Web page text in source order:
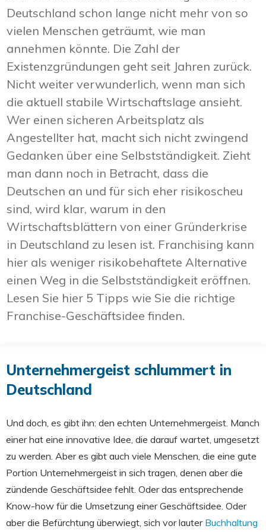
Deutschland schon lange nicht mehr von so
vielen Menschen geträumt, wie man
annehmen könnte. Die Zahl der
Existenzgründungen geht seit Jahren zurück.
Nicht weiter verwunderlich, wenn man sich
die aktuell stabile Wirtschaftslage ansieht.
Wer einen sicheren Arbeitsplatz als
Angestellter hat, macht sich nicht zwingend
Gedanken über eine Selbstständigkeit. Zieht
man dann noch in Betracht, dass die
Deutschen an und für sich eher risikoscheu
sind, wird klar, warum in den
Wirtschaftsblättern von einer Gründerkrise
in Deutschland zu lesen ist. Franchising kann
hier als weniger risikobehaftete Alternative
einen Weg in die Selbstständigkeit eröffnen.
Lesen Sie hier 5 Tipps wie Sie die richtige
Franchise-Geschäftsidee finden.
Unternehmergeist schlummert in
Deutschland
Und doch, es gibt ihn: den echten Unternehmergeist. Manch
einer hat eine innovative Idee, die darauf wartet, umgesetzt
zu werden. Aber es gibt auch viele Menschen, die eine gute
Portion Unternehmergeist in sich tragen, denen aber die
zündende Geschäftsidee fehlt. Oder das entsprechende
Know-how für die Umsetzung einer Geschäftsidee. Oder
aber die Befürchtung überwiegt, sich vor lauter Buchhaltung